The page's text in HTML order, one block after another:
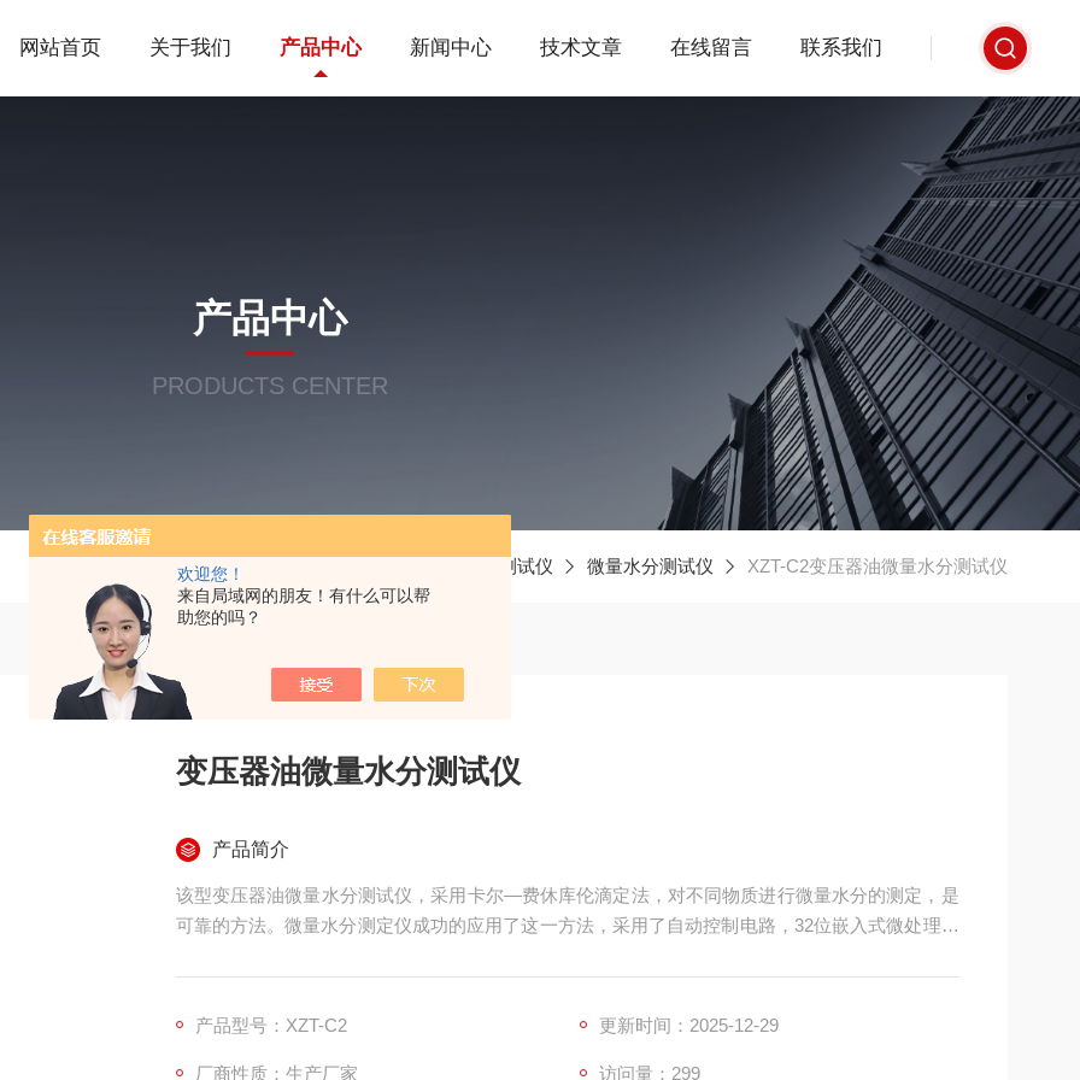
欢迎您！
来自局域网的朋友！有什么可以帮
助您的吗？
网站首页 关于我们 产品中心 新闻中心 技术文章 在线留言 联系我们
产品中心
PRODUCTS CENTER
当前位置： 绝缘油测试仪 微量水分测试仪 XZT-C2变压器油微量水分测试仪
变压器油微量水分测试仪
产品简介
该型变压器油微量水分测试仪，采用卡尔—费休库伦滴定法，对不同物质进行微量水分的测定，是
可靠的方法。微量水分测定仪成功的应用了这一方法，采用了自动控制电路，32位嵌入式微处理器
门。产品型号：XZT-C2 更新时间：2025-12-29
厂商性质：生产厂家 访问量：299